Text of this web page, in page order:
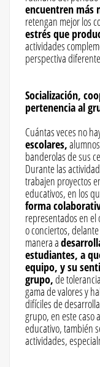
encuentren más
retengan mejor los
estrés que
actividades
perspectiva
Socialización,
pertenencia al
Cuántas veces no
escolares,
banderolas de sus
Durante las
trabajen proyectos
educativos, en los
forma
representados en el
o conciertos,
manera a
estudiantes, a
equipo, y su
grupo,de
gama de valores y
difíciles de
grupo, en este caso
educativo, también
actividades,